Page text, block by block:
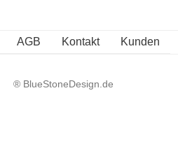
AGB Kontakt Kunden
® BlueStoneDesign.de